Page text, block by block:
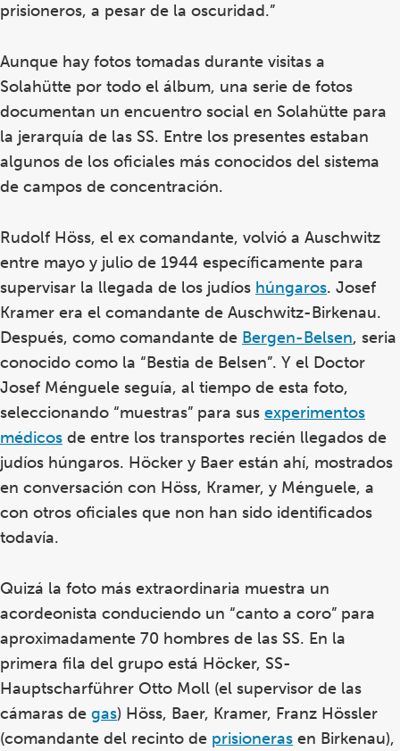
prisioneros, a pesar de la oscuridad.”
Aunque hay fotos tomadas durante visitas a
Solahütte por todo el álbum, una serie de fotos
documentan un encuentro social en Solahütte para
la jerarquía de las SS. Entre los presentes estaban
algunos de los oficiales más conocidos del sistema
de campos de concentración.
Rudolf Höss, el ex comandante, volvió a Auschwitz
entre mayo y julio de 1944 específicamente para
supervisar la llegada de los judíos húngaros. Josef
Kramer era el comandante de Auschwitz-Birkenau.
Después, como comandante de Bergen-Belsen, seria
conocido como la “Bestia de Belsen”. Y el Doctor
Josef Ménguele seguía, al tiempo de esta foto,
seleccionando “muestras” para sus experimentos
médicos de entre los transportes recién llegados de
judíos húngaros. Höcker y Baer están ahí, mostrados
en conversación con Höss, Kramer, y Ménguele, a
con otros oficiales que non han sido identificados
todavía.
Quizá la foto más extraordinaria muestra un
acordeonista conduciendo un “canto a coro” para
aproximadamente 70 hombres de las SS. En la
primera fila del grupo está Höcker, SS-
Hauptscharführer Otto Moll (el supervisor de las
cámaras de gas) Höss, Baer, Kramer, Franz Hössler
(comandante del recinto de prisioneras en Birkenau),